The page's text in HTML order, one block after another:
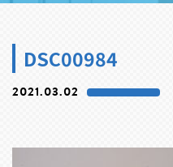
DSC00984
2021.03.02